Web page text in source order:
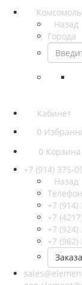
Назад
Города
Кабинет
0
0 Корзина
+7 (914) 375-
Назад
+7 (914)
+7
+7 (924)
+7 (962)